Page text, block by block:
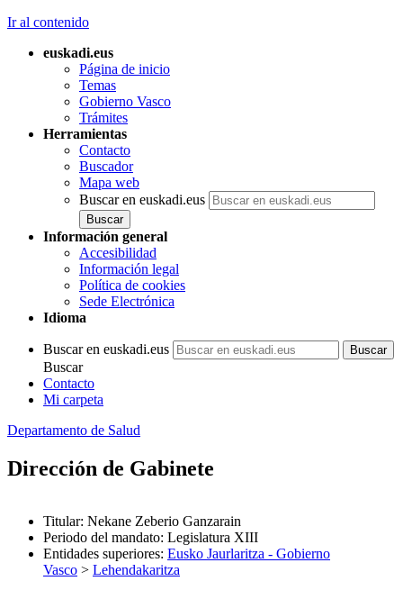
Ir al contenido
euskadi.eus
Página de inicio
Temas
Gobierno Vasco
Trámites
Herramientas
Contacto
Buscador
Mapa web
Buscar en euskadi.eus
Información general
Accesibilidad
Información legal
Política de cookies
Sede Electrónica
Idioma
Buscar en euskadi.eus
Buscar
Contacto
Mi carpeta
Departamento de Salud
Dirección de Gabinete
Titular: Nekane Zeberio Ganzarain
Periodo del mandato: Legislatura XIII
Entidades superiores: Eusko Jaurlaritza - Gobierno
Vasco > Lehendakaritza